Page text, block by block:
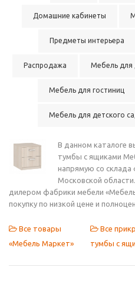
Домашние кабинеты
Предметы интерьера
Распродажа Мебель для
Мебель для гостиниц
Мебель для детского
В данном каталоге
тумбы с ящиками
напрямую со склада
Московской
дилером фабрики мебели
покупку по низкой цене и
Все товары
«Мебель Маркет»
Все
тумбы с